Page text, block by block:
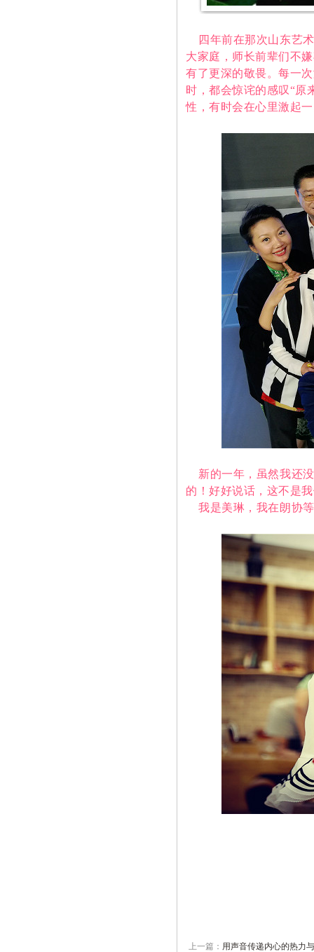
四年前在那次山东艺术
大家庭，师长前辈们不
有了更深的敬畏。每一
时，都会惊诧的感叹“原
性，有时会在心里激起
新的一年，虽然我还没
的！好好说话，这不是
我是美琳，我在朗协
上一篇： 用声音传递内心的热力